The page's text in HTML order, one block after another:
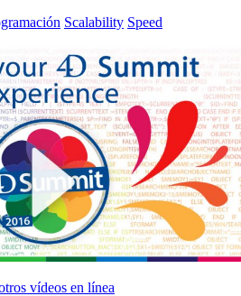
Scalability Speed
vídeos en línea